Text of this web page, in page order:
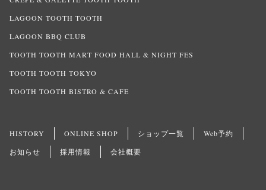
LAGOON TOOTH TOOTH
LAGOON BBQ CLUB
TOOTH TOOTH MART FOOD HALL & NIGHT FES
TOOTH TOOTH TOKYO
TOOTH TOOTH BISTRO & CAFE
HISTORY ONLINE SHOP ショップ一覧
Web予約
お知らせ
採用情報 会社概要